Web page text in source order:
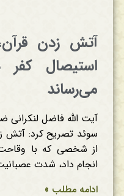
آتش زدن
استیصال کفر
می‌رساند
آیت الله فاضل
سوئد تصریح کرد: آتش
از شخصی که با
انجام داد، شدت
ادامه مطلب »